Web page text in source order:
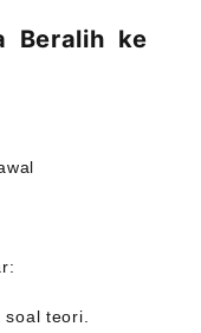
Beralih ke
soal teori.